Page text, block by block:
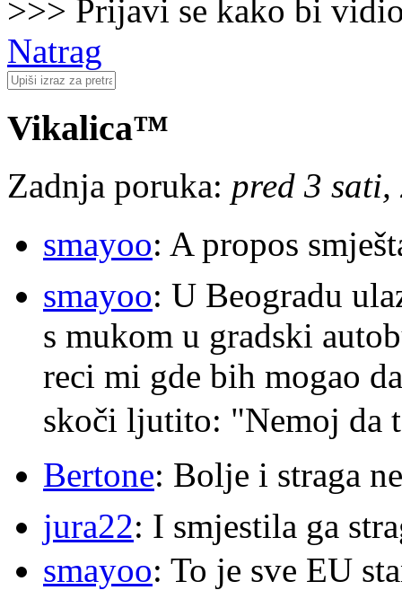
>>> Prijavi se kako bi
Natrag
Vikalica™
Zadnja poruka: pred 3
smayoo: A propos
smayoo: U Beogradu
s mukom u gradski
reci mi gde bih mogao
skoči ljutito: "Nemoj da
Bertone: Bolje i straga
jura22: I smjestila ga
smayoo: To je sve EU